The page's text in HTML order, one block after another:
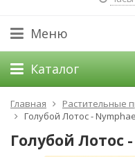
Меню
Каталог
Главная Растительные
Голубой Лотос -
Голубой Лотос